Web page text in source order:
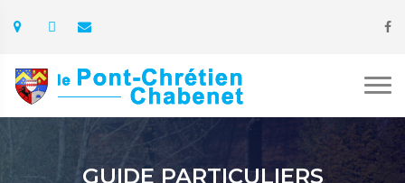
GUIDE PARTICULIERS